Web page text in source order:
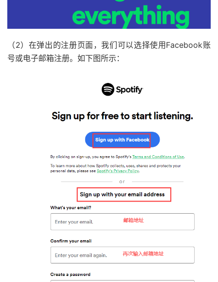
（2）在弹出的注册页面，我们可以选择使用Facebook账
号或电子邮箱注册。如下图所示：